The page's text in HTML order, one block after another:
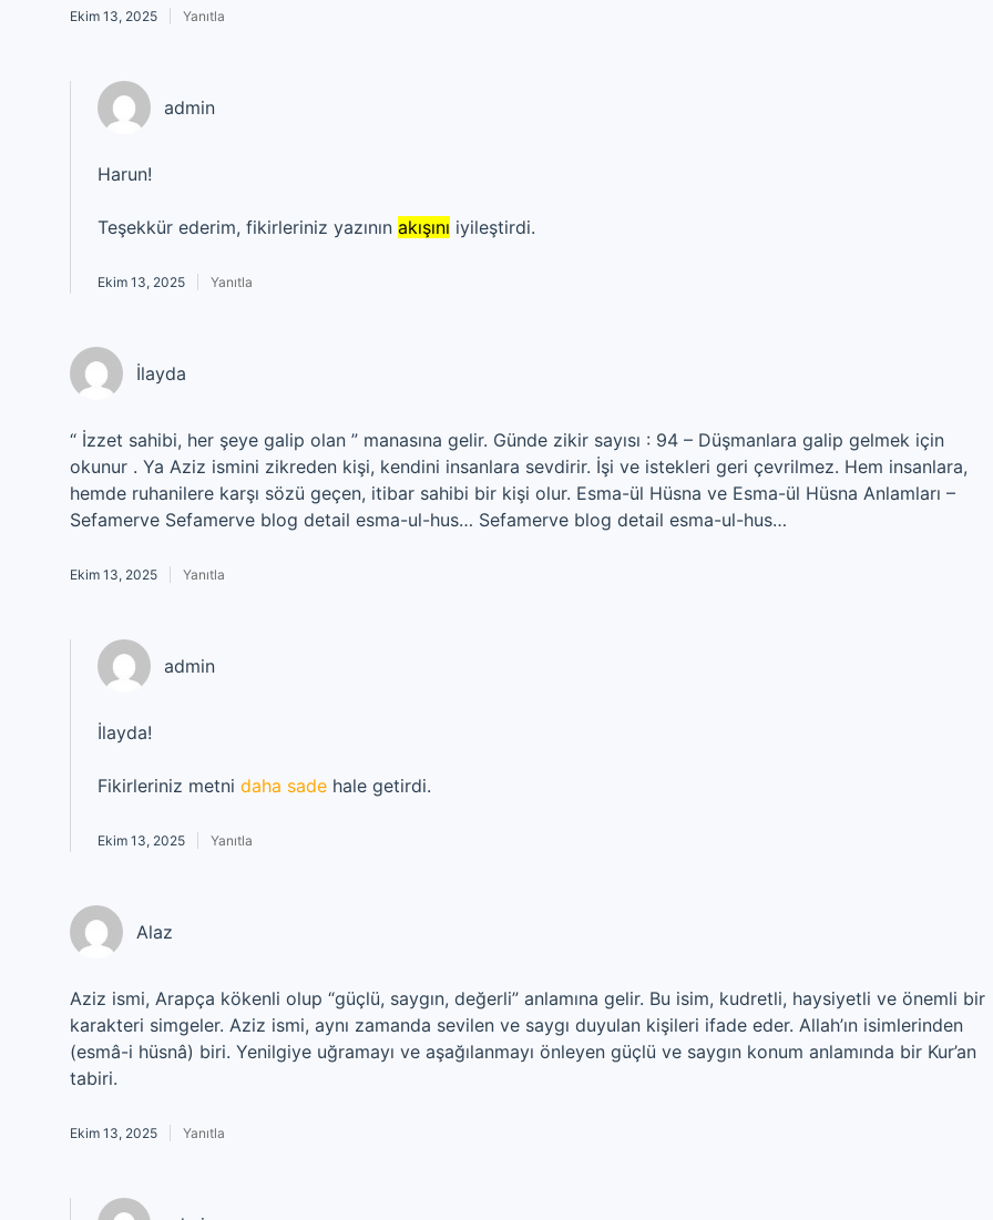
Ekim 13, 2025 Yanıtla
admin
Harun!
Teşekkür ederim, fikirleriniz yazının akışını iyileştirdi.
Ekim 13, 2025 Yanıtla
İlayda
“ İzzet sahibi, her şeye galip olan ” manasına gelir. Günde zikir sayısı : 94 – Düşmanlara galip gelmek için
okunur . Ya Aziz ismini zikreden kişi, kendini insanlara sevdirir. İşi ve istekleri geri çevrilmez. Hem insanlara,
hemde ruhanilere karşı sözü geçen, itibar sahibi bir kişi olur. Esma-ül Hüsna ve Esma-ül Hüsna Anlamları –
Sefamerve Sefamerve blog detail esma-ul-hus… Sefamerve blog detail esma-ul-hus…
Ekim 13, 2025 Yanıtla
admin
İlayda!
Fikirleriniz metni daha sade hale getirdi.
Ekim 13, 2025 Yanıtla
Alaz
Aziz ismi, Arapça kökenli olup “güçlü, saygın, değerli” anlamına gelir. Bu isim, kudretli, haysiyetli ve önemli bir
karakteri simgeler. Aziz ismi, aynı zamanda sevilen ve saygı duyulan kişileri ifade eder. Allah’ın isimlerinden
(esmâ-i hüsnâ) biri. Yenilgiye uğramayı ve aşağılanmayı önleyen güçlü ve saygın konum anlamında bir Kur’an
tabiri.
Ekim 13, 2025 Yanıtla